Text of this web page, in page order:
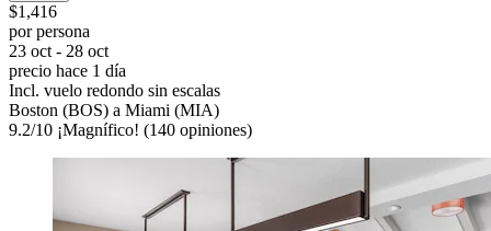
$1,416
por persona
23 oct - 28 oct
precio hace 1 día
Incl. vuelo redondo sin escalas
Boston (BOS) a Miami (MIA)
9.2/10 ¡Magnífico! (140 opiniones)